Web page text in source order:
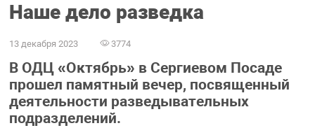
Наше дело разведка
13 декабря 2023 3774
В ОДЦ «Октябрь» в Сергиевом Посаде
прошел памятный вечер, посвященный
деятельности разведывательных
подразделений.